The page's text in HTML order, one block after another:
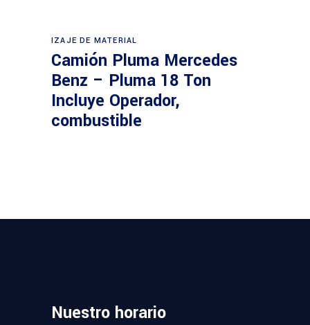
IZAJE DE MATERIAL
Camión Pluma Mercedes
Benz – Pluma 18 Ton
Incluye Operador,
combustible
Nuestro horario